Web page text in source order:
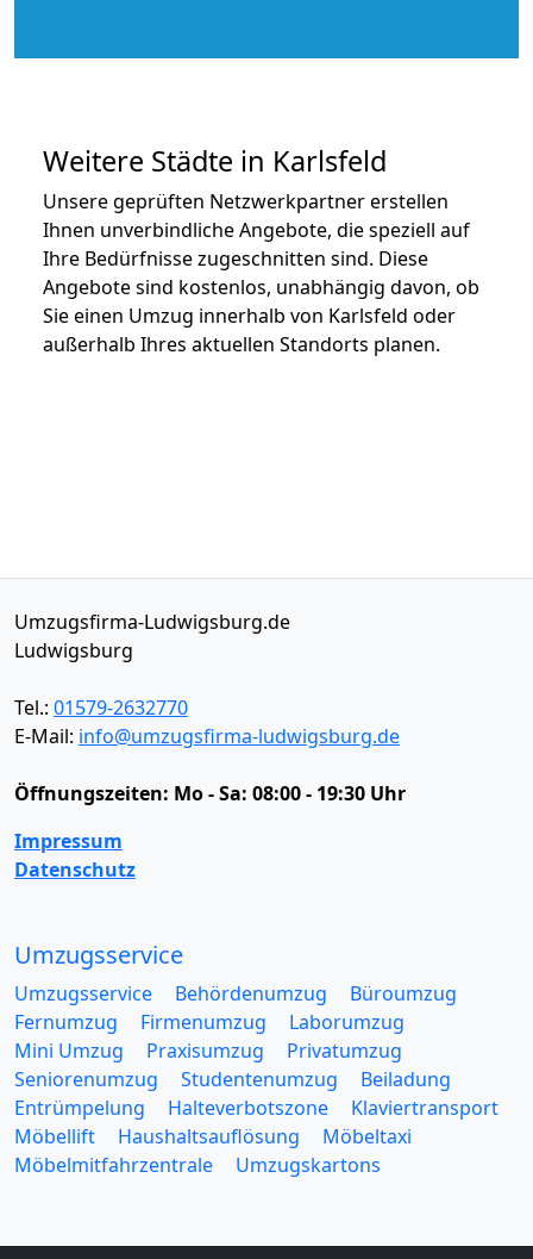
Weitere Städte in Karlsfeld
Unsere geprüften Netzwerkpartner erstellen
Ihnen unverbindliche Angebote, die speziell auf
Ihre Bedürfnisse zugeschnitten sind. Diese
Angebote sind kostenlos, unabhängig davon, ob
Sie einen Umzug innerhalb von Karlsfeld oder
außerhalb Ihres aktuellen Standorts planen.
Umzugsfirma-Ludwigsburg.de
Ludwigsburg
Tel.: 01579-2632770
E-Mail: info@umzugsfirma-ludwigsburg.de
Öffnungszeiten: Mo - Sa: 08:00 - 19:30 Uhr
Impressum
Datenschutz
Umzugsservice
Umzugsservice Behördenumzug
Büroumzug
Fernumzug
Firmenumzug
Laborumzug
Mini Umzug
Praxisumzug
Privatumzug
Seniorenumzug
Studentenumzug
Beiladung
Entrümpelung
Halteverbotszone
Klaviertransport
Möbellift
Haushaltsauflösung
Möbeltaxi
Möbelmitfahrzentrale
Umzugskartons